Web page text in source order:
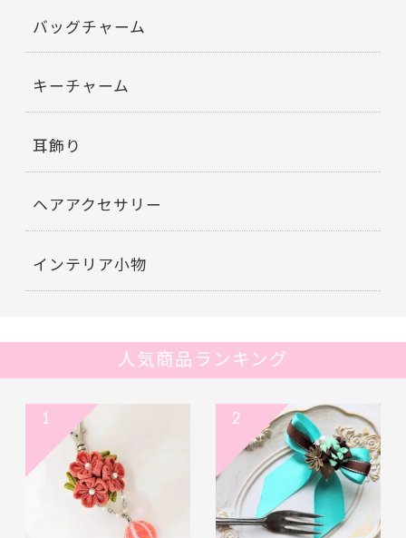
バッグチャーム
キーチャーム
耳飾り
ヘアアクセサリー
インテリア小物
人気商品ランキング
1 2